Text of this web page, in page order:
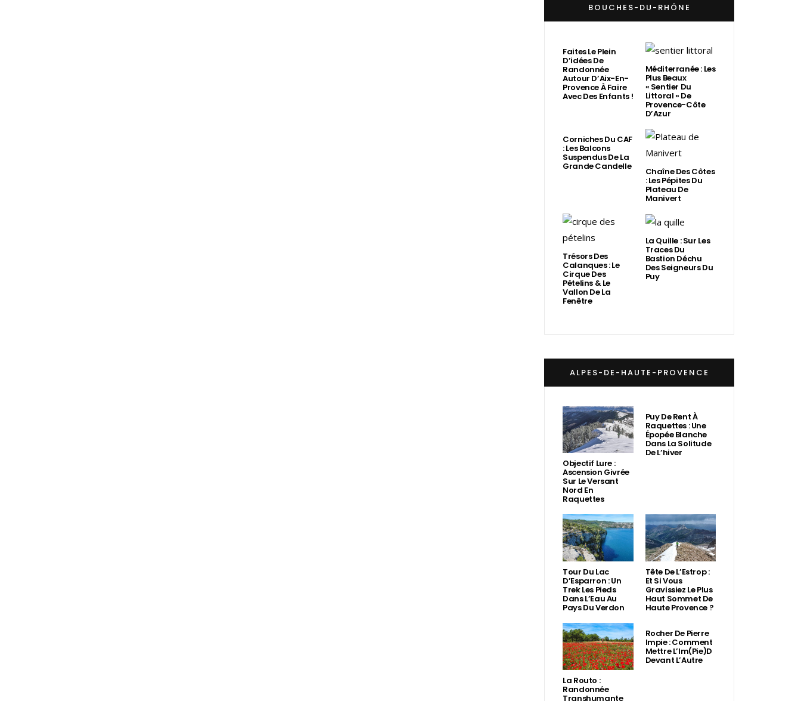
BOUCHES-DU-RHÔNE
Faites Le Plein
D’idées De
Randonnée
Autour D’Aix-En-
Provence À Faire
Avec Des Enfants !
Méditerranée : Les
Plus Beaux
« Sentier Du
Littoral » De
Provence-Côte
D’Azur
Corniches Du CAF
: Les Balcons
Suspendus De La
Grande Candelle Chaîne Des Côtes
: Les Pépites Du
Plateau De
Manivert
Trésors Des
Calanques : Le
Cirque Des
Pételins & Le
Vallon De La
Fenêtre
La Quille : Sur Les
Traces Du
Bastion Déchu
Des Seigneurs Du
Puy
ALPES-DE-HAUTE-PROVENCE
Objectif Lure :
Ascension Givrée
Sur Le Versant
Nord En
Raquettes
Puy De Rent À
Raquettes : Une
Épopée Blanche
Dans La Solitude
De L’hiver
Tour Du Lac
D’Esparron : Un
Trek Les Pieds
Dans L’Eau Au
Pays Du Verdon
Tête De L’Estrop :
Et Si Vous
Gravissiez Le Plus
Haut Sommet De
Haute Provence ?
La Routo :
Randonnée
Transhumante
Rocher De Pierre
Impie : Comment
Mettre L’Im(Pie)d
Devant L’Autre